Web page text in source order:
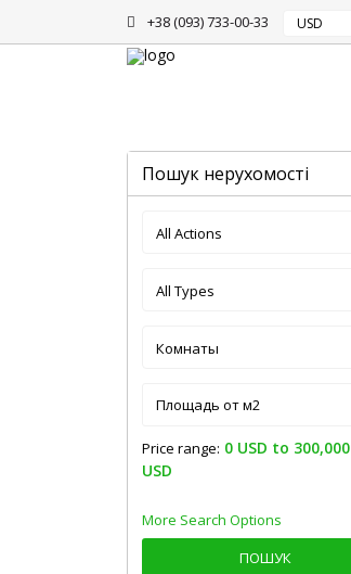
+38 (093) 733-00-33 USD
Пошук нерухомості
All Actions
All Types
Комнаты
Price range: 0 USD to 300,000
USD
More Search Options
ПОШУК